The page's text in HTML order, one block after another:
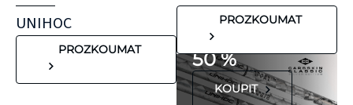
UNIHOC
PROZKOUMAT
PROZKOUMAT
CARBSKIN
SE SLEVOU
50 %
KOUPIT
které mohou
vyvolat alergické
reakce. Pokud ale
víte, že máte velmi
citlivou pokožku,